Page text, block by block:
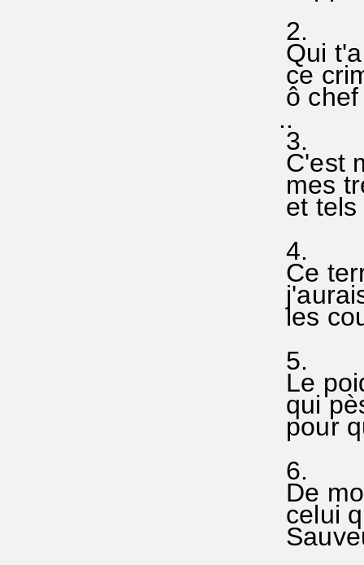
2.
Qui
ce
ô
..
3.
C'est
mes
et
4.
Ce
les
5.
Le
qui
pour
6.
De
celui